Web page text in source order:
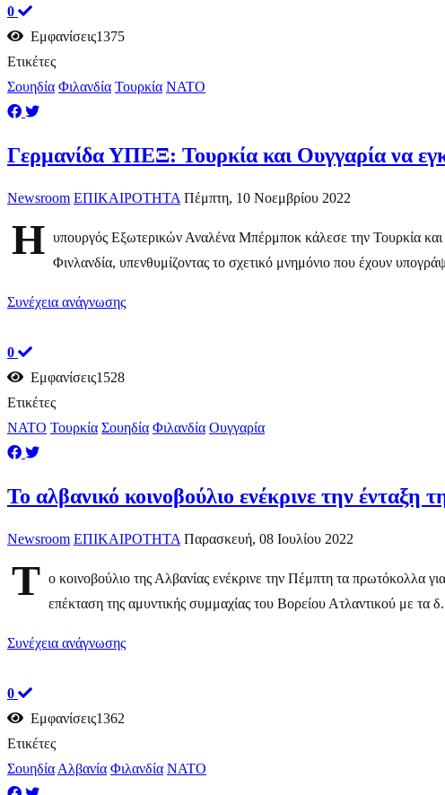
0
Εμφανίσεις1375
Ετικέτες
Σουηδία Φιλανδία Τουρκία ΝΑΤΟ
Γερμανίδα ΥΠΕΞ: Τουρκία και Ουγγαρία να
Newsroom ΕΠΙΚΑΙΡΟΤΗΤΑ Πέμπτη, 10 Νοεμβρίου 2022
Η υπουργός Εξωτερικών Αναλένα Μπέρμποκ κάλεσε την Τουρκία
Φινλανδία, υπενθυμίζοντας το σχετικό μνημόνιο που έχουν
Συνέχεια ανάγνωσης
0
Εμφανίσεις1528
Ετικέτες
ΝΑΤΟ Τουρκία Σουηδία Φιλανδία Ουγγαρία
To αλβανικό κοινοβούλιο ενέκρινε την
Newsroom ΕΠΙΚΑΙΡΟΤΗΤΑ Παρασκευή, 08 Ιουλίου 2022
Τ ο κοινοβούλιο της Αλβανίας ενέκρινε την Πέμπτη τα πρωτόκολλα
επέκταση της αμυντικής συμμαχίας του Βορείου Ατλαντικού με τα
Συνέχεια ανάγνωσης
0
Εμφανίσεις1362
Ετικέτες
Σουηδία Αλβανία Φιλανδία ΝΑΤΟ